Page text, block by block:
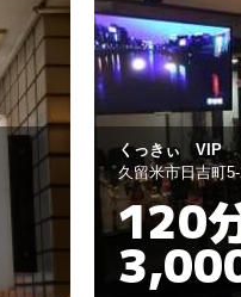
Y’s クイーン
大牟田市大正町1
90分